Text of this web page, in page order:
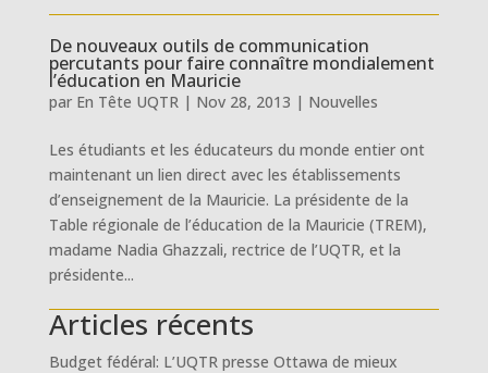
De nouveaux outils de communication
percutants pour faire connaître mondialement
l’éducation en Mauricie
par En Tête UQTR| Nov 28, 2013 | Nouvelles
Les étudiants et les éducateurs du monde entier ont
maintenant un lien direct avec les établissements
d’enseignement de la Mauricie. La présidente de la
Table régionale de l’éducation de la Mauricie (TREM),
madame Nadia Ghazzali, rectrice de l’UQTR, et la
présidente...
Articles récents
Budget fédéral: L’UQTR presse Ottawa de mieux